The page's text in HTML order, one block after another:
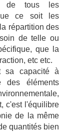
de tous les
ce soit les
répartition des
de telle ou
que la
etc etc.
sa capacité à
des éléments
c'est l'équilibre
de la même
quantités bien